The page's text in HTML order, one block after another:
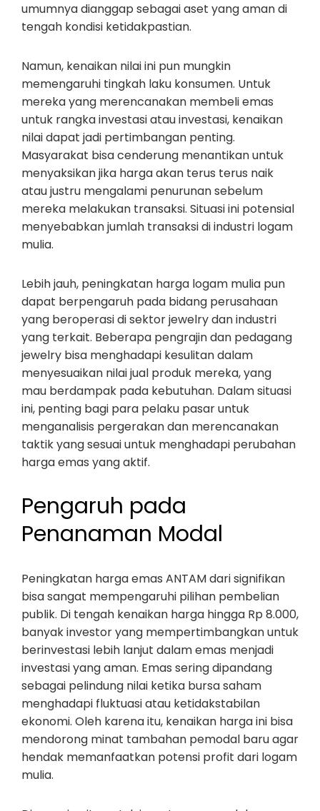
umumnya dianggap sebagai aset yang aman di
tengah kondisi ketidakpastian.
Namun, kenaikan nilai ini pun mungkin
memengaruhi tingkah laku konsumen. Untuk
mereka yang merencanakan membeli emas
untuk rangka investasi atau investasi, kenaikan
nilai dapat jadi pertimbangan penting.
Masyarakat bisa cenderung menantikan untuk
menyaksikan jika harga akan terus terus naik
atau justru mengalami penurunan sebelum
mereka melakukan transaksi. Situasi ini potensial
menyebabkan jumlah transaksi di industri logam
mulia.
Lebih jauh, peningkatan harga logam mulia pun
dapat berpengaruh pada bidang perusahaan
yang beroperasi di sektor jewelry dan industri
yang terkait. Beberapa pengrajin dan pedagang
jewelry bisa menghadapi kesulitan dalam
menyesuaikan nilai jual produk mereka, yang
mau berdampak pada kebutuhan. Dalam situasi
ini, penting bagi para pelaku pasar untuk
menganalisis pergerakan dan merencanakan
taktik yang sesuai untuk menghadapi perubahan
harga emas yang aktif.
Pengaruh pada
Penanaman Modal
Peningkatan harga emas ANTAM dari signifikan
bisa sangat mempengaruhi pilihan pembelian
publik. Di tengah kenaikan harga hingga Rp 8.000,
banyak investor yang mempertimbangkan untuk
berinvestasi lebih lanjut dalam emas menjadi
investasi yang aman. Emas sering dipandang
sebagai pelindung nilai ketika bursa saham
menghadapi fluktuasi atau ketidakstabilan
ekonomi. Oleh karena itu, kenaikan harga ini bisa
mendorong minat tambahan pemodal baru agar
hendak memanfaatkan potensi profit dari logam
mulia.